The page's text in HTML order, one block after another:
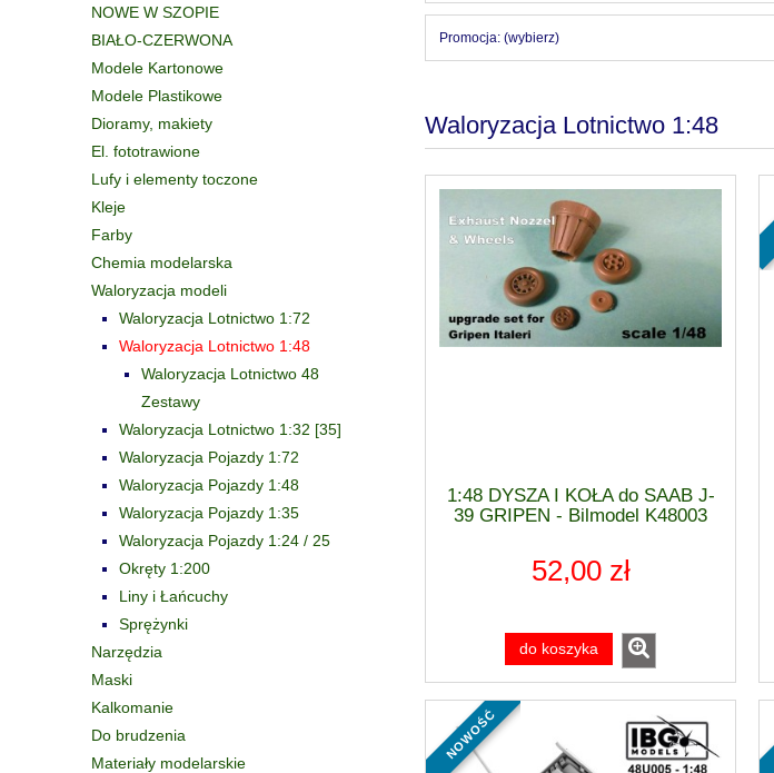
NOWE W SZOPIE
BIAŁO-CZERWONA
Modele Kartonowe
Modele Plastikowe
Dioramy, makiety
El. fototrawione
Lufy i elementy toczone
Kleje
Farby
Chemia modelarska
Waloryzacja modeli
Waloryzacja Lotnictwo 1:72
Waloryzacja Lotnictwo 1:48
Waloryzacja Lotnictwo 48
Zestawy
Waloryzacja Lotnictwo 1:32 [35]
Waloryzacja Pojazdy 1:72
Waloryzacja Pojazdy 1:48
Waloryzacja Pojazdy 1:35
Waloryzacja Pojazdy 1:24 / 25
Okręty 1:200
Liny i Łańcuchy
Sprężynki
Narzędzia
Maski
Kalkomanie
Do brudzenia
Materiały modelarskie
Promocja: (wybierz)
Waloryzacja Lotnictwo 1:48
1:48 DYSZA I KOŁA do SAAB J-
39 GRIPEN - Bilmodel K48003
52,00 zł
do koszyka
nowość